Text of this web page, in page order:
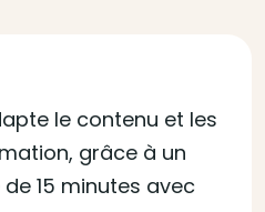
le contenu et les
grâce à un
15 minutes avec